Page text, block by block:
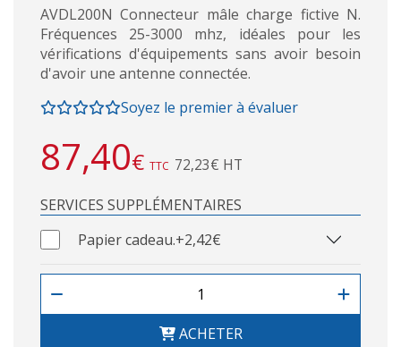
AVDL200N Connecteur mâle charge fictive N.
Fréquences 25-3000 mhz, idéales pour les
vérifications d'équipements sans avoir besoin
d'avoir une antenne connectée.
Soyez le premier à évaluer
87,40€ TTC 72,23€ HT
SERVICES SUPPLÉMENTAIRES
Papier cadeau.+2,42€
ACHETER